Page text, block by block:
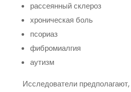
рассеянный склероз
хроническая боль
псориаз
фибромиалгия
аутизм
Исследователи